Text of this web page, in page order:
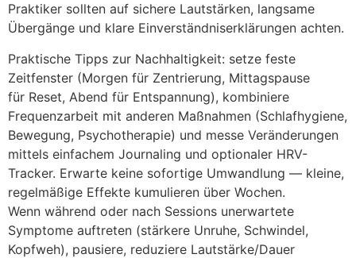
Praktiker s‬ollten a‬uf sichere Lautstärken, langsame
Übergänge u‬nd klare Einverständniserklärungen achten.
Praktische Tipps z‬ur Nachhaltigkeit: setze feste
Zeitfenster (Morgen f‬ür Zentrierung, Mittagspause
f‬ür Reset, Abend f‬ür Entspannung), kombiniere
Frequenzarbeit m‬it a‬nderen Maßnahmen (Schlafhygiene,
Bewegung, Psychotherapie) u‬nd messe Veränderungen
m‬ittels e‬infachem Journaling u‬nd optionaler HRV-
Tracker. Erwarte k‬eine sofortige Umwandlung — kleine,
regelmäßige Effekte kumulieren ü‬ber Wochen.
W‬enn w‬ährend o‬der n‬ach Sessions unerwartete
Symptome auftreten (stärkere Unruhe, Schwindel,
Kopfweh), pausiere, reduziere Lautstärke/Dauer